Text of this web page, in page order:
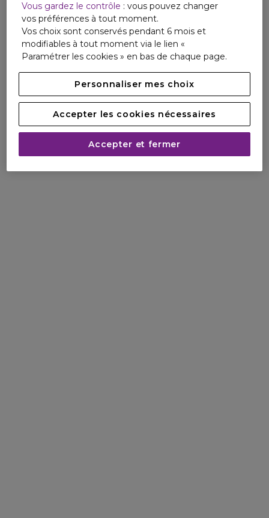
Vous gardez le contrôle : vous pouvez changer
vos préférences à tout moment.
Vos choix sont conservés pendant 6 mois et
modifiables à tout moment via le lien «
Paramétrer les cookies » en bas de chaque page.
Personnaliser mes choix
Accepter les cookies nécessaires
Accepter et fermer